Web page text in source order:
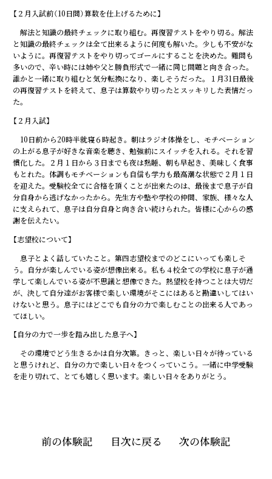
【２月入試前（10日間）算数を仕上げるために】
解法と知識の最終チェックに取り組む。再復習テストをやり切る。解法
と知識の最終チェックは全て出来るように何度も解いた。少しも不安がな
いように。再復習テストをやり切ってゴールにすることを決めた。難問も
多いので、辛い時には姉や父と勝負形式で一緒に同じ問題と向き合った。
誰かと一緒に取り組むと気分転換になり、楽しそうだった。１月31日最後
の再復習テストを終えて、息子は算数やり切ったとスッキリした表情だっ
た。
【２月入試】
10日前から20時半就寝６時起き。朝はラジオ体操をし、モチベーション
の上がる息子が好きな音楽を聴き、勉強前にスイッチを入れる。それを習
慣化した。２月１日から３日までも夜は熟睡、朝も早起き、美味しく食事
もとれた。体調もモチベーションも自信も学力も最高潮な状態で２月１日
を迎えた。受験校全てに合格を頂くことが出来たのは、最後まで息子が自
分自身から逃げなかったから。先生方や塾や学校の仲間、家族、様々な人
に支えられて、息子は自分自身と向き合い続けられた。皆様に心からの感
謝を伝えたい。
【志望校について】
息子とよく話していたこと。第四志望校までのどこにいっても楽しそ
う。自分が楽しんでいる姿が想像出来る。私も４校全ての学校に息子が通
学して楽しんでいる姿が不思議と想像できた。熱望校を持つことは大切だ
が、決して自分達がお客様で楽しい環境がそこにはあると勘違いしてはい
けないと思う。息子にはどこでも自分の力で楽しむことの出来る人であっ
てほしい。
【自分の力で一歩を踏み出した息子へ】
その環境でどう生きるかは自分次第。きっと、楽しい日々が待っている
と思うけれど、自分の力で楽しい日々をつくっていこう。一緒に中学受験
を走り切れて、とても嬉しく思います。楽しい日々をありがとう。
前の体験記 目次に戻る 次の体験記